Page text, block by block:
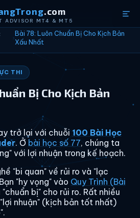
.com
ADVISOR MT4 & MT5
›
Bài 78: Luôn Chuẩn Bị Cho Kịch Bản
Xấu Nhất
THI
Bị Cho Kịch Bản
trở lại với chuỗi 100 Bài Học
. Ở bài học số 77, chúng ta
với lợi nhuận trong kế hoạch.
"bi quan" về rủi ro và "lạc
"hy vọng" vào Quy Trình (Bài
bị" cho rủi ro. Rất nhiều
nhuận" (kịch bản tốt nhất)